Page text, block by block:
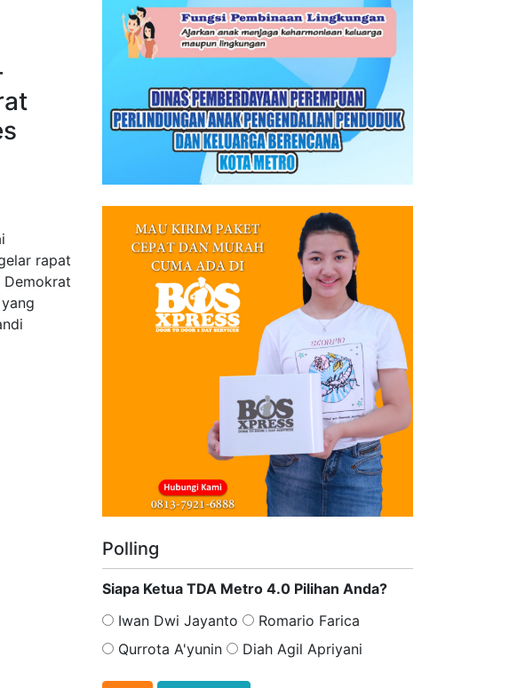
rapat
Demokrat
Polling
Siapa Ketua TDA Metro 4.0 Pilihan Anda?
Iwan Dwi Jayanto
Romario Farica
Qurrota A'yunin
Diah Agil Apriyani